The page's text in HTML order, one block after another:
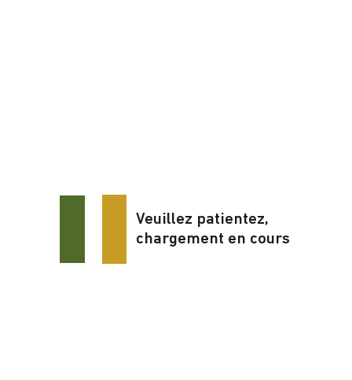
Veuillez patientez,
chargement en cours